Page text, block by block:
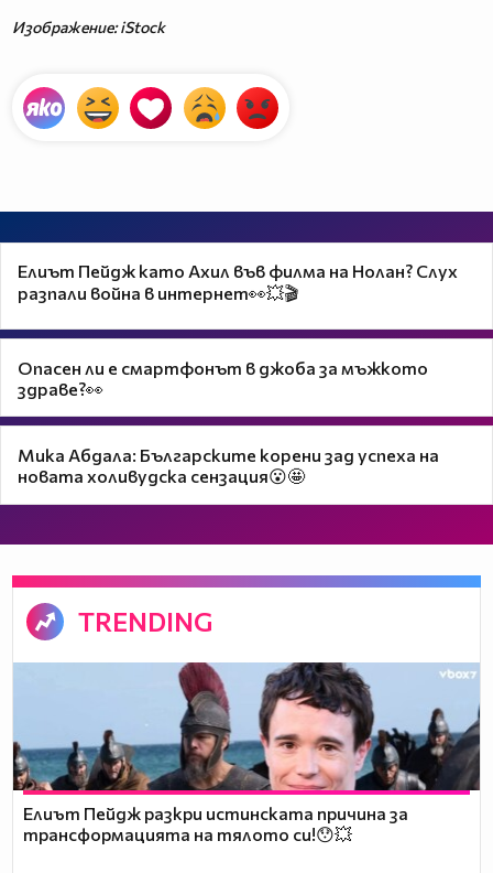
Изображение: iStock
Елиът Пейдж като Ахил във филма на Нолан? Слух
разпали война в интернет👀💥🎬
Опасен ли е смартфонът в джоба за мъжкото
здраве?👀
Мика Абдала: Българските корени зад успеха на
новата холивудска сензация😮🤩
TRENDING
Елиът Пейдж разкри истинската причина за
трансформацията на тялото си!😯💥